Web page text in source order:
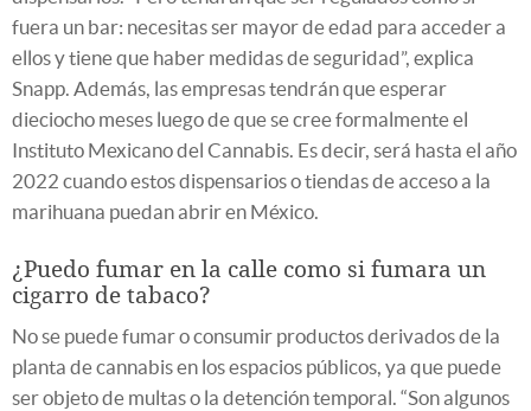
fuera un bar: necesitas ser mayor de edad para acceder a
ellos y tiene que haber medidas de seguridad”, explica
Snapp. Además, las empresas tendrán que esperar
dieciocho meses luego de que se cree formalmente el
Instituto Mexicano del Cannabis. Es decir, será hasta el año
2022 cuando estos dispensarios o tiendas de acceso a la
marihuana puedan abrir en México.
¿Puedo fumar en la calle como si fumara un
cigarro de tabaco?
No se puede fumar o consumir productos derivados de la
planta de cannabis en los espacios públicos, ya que puede
ser objeto de multas o la detención temporal. “Son algunos